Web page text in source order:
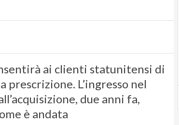
ai clienti statunitensi di
L’ingresso nel
due anni fa,
è andata